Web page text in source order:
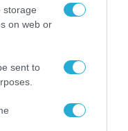
storage
on web or
sent to
– Οδηγίες
εξέδωσε